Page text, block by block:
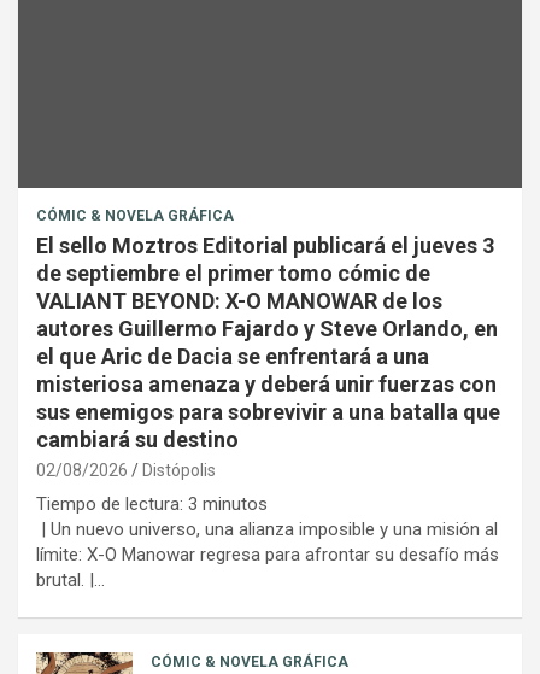
CÓMIC & NOVELA GRÁFICA
El sello Moztros Editorial publicará el jueves 3
de septiembre el primer tomo cómic de
VALIANT BEYOND: X-O MANOWAR de los
autores Guillermo Fajardo y Steve Orlando, en
el que Aric de Dacia se enfrentará a una
misteriosa amenaza y deberá unir fuerzas con
sus enemigos para sobrevivir a una batalla que
cambiará su destino
02/08/2026 Distópolis
Tiempo de lectura: 3 minutos
| Un nuevo universo, una alianza imposible y una misión al
límite: X-O Manowar regresa para afrontar su desafío más
brutal. |…
CÓMIC & NOVELA GRÁFICA